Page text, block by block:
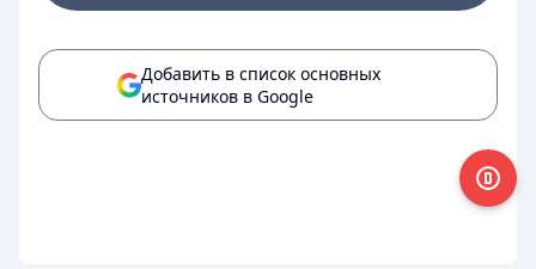
Добавить в список основных
источников в Google